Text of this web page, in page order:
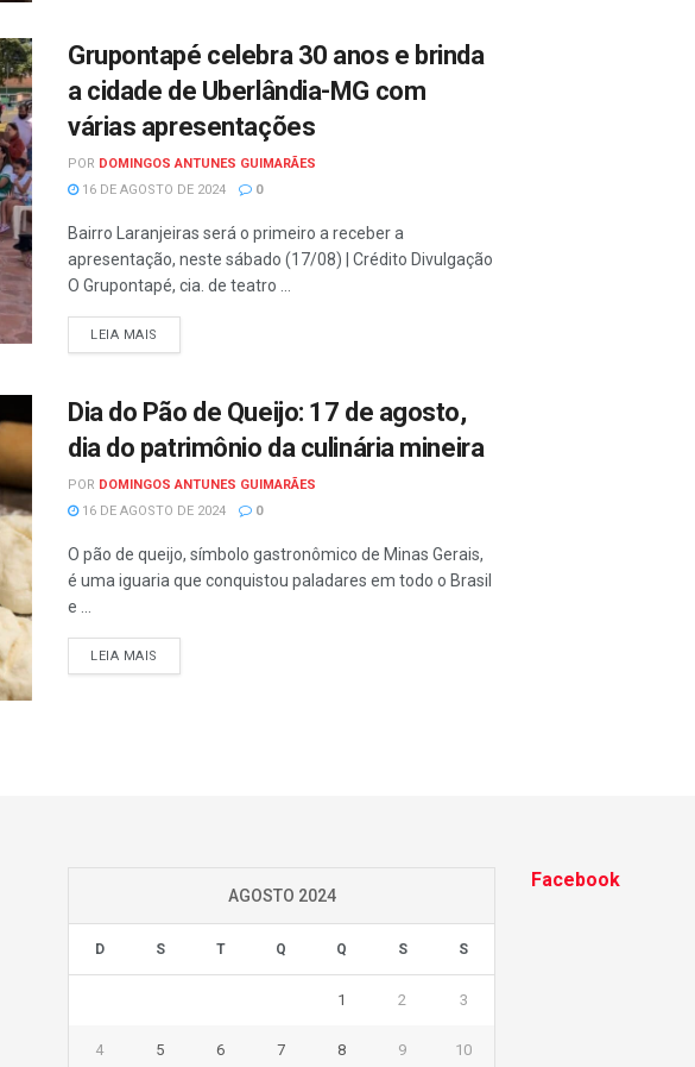
Grupontapé celebra 30 anos e brinda
a cidade de Uberlândia-MG com
várias apresentações
POR DOMINGOS ANTUNES GUIMARÃES
16 DE AGOSTO DE 2024
0
Bairro Laranjeiras será o primeiro a receber a
apresentação, neste sábado (17/08) | Crédito Divulgação
O Grupontapé, cia. de teatro ...
LEIA MAIS
Dia do Pão de Queijo: 17 de agosto,
dia do patrimônio da culinária mineira
POR DOMINGOS ANTUNES GUIMARÃES
16 DE AGOSTO DE 2024
0
O pão de queijo, símbolo gastronômico de Minas Gerais,
é uma iguaria que conquistou paladares em todo o Brasil
e ...
LEIA MAIS
AGOSTO 2024
D S T Q Q S S
1 2 3
4 5 6 7 8 9 10
Facebook